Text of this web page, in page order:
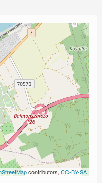
contributors,CC-BY-SA